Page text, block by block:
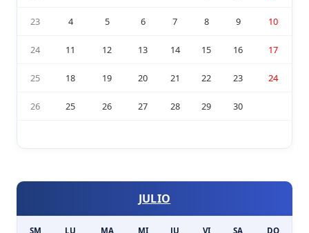
23 4 5 6 7 8 9 10
24 11 12 13 14 15 16 17
25 18 19 20 21 22 23 24
26 25 26 27 28 29 30
JULIO
SM LU MA MI JU VI SA DO